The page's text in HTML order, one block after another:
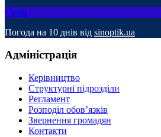
Суми
Погода на 10 днів від sinoptik.ua
Адміністрація
Керівництво
Структурні підрозділи
Регламент
Розподіл обов’язків
Звернення громадян
Контакти